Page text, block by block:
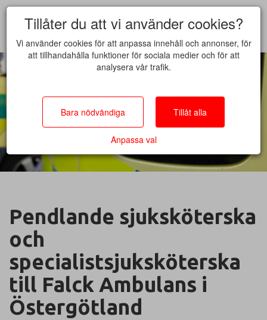
Pendlande sjuksköterska
och
specialistsjuksköterska
till Falck Ambulans i
Östergötland
Tillåter du att vi använder cookies?
Vi använder cookies för att anpassa innehåll och annonser, för
att tillhandahålla funktioner för sociala medier och för att
analysera vår trafik.
Bara nödvändiga Tillåt alla
Anpassa val